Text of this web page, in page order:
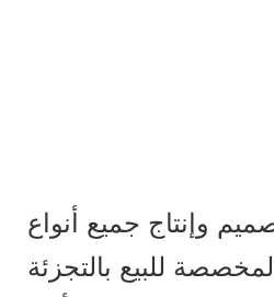
وإنتاج جميع أنواع
للبيع بالتجزئة